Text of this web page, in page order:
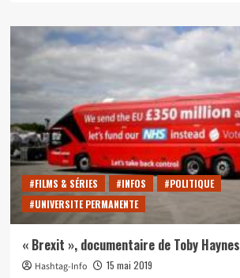
sur
Élections
européennes :
nombreux
appels
au
vote
sont
adressés
au
jeunes…
#FILMS & SÉRIES #INFOS
#POLITIQUE
#UNIVERSITE PERMANENTE
« Brexit », documentaire de Toby Haynes
Hashtag-Info
15 mai 2019